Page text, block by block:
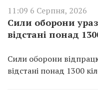
11:09 6 Серпня, 2026
Сили оборони
відстані понад
Сили оборони
відстані понад 1300